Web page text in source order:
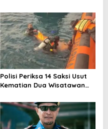
Polisi Periksa 14 Saksi Usut
Kematian Dua Wisatawan